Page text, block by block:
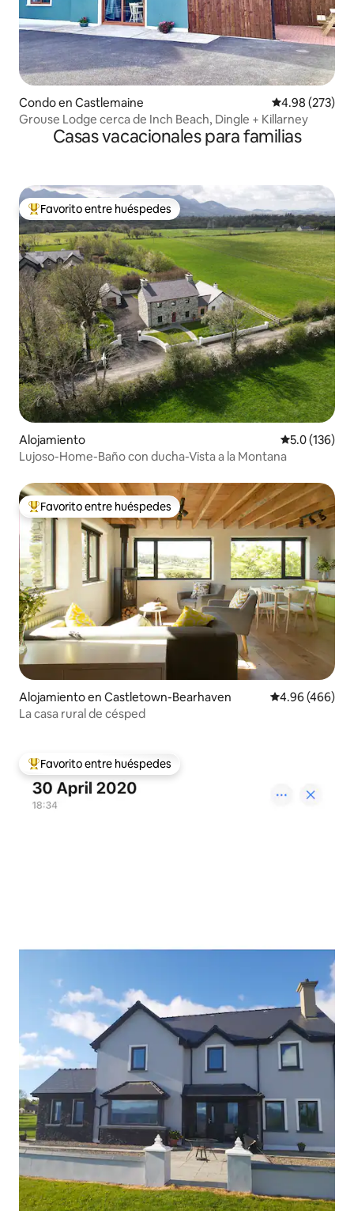
Condo en Castlemaine Calificación
4.98 (273)
Grouse Lodge cerca de Inch Beach, Dingle + Killarney
Casas vacacionales para familias
Favorito entre huéspedes preferido
Favorito entre huéspedes
Alojamiento Calificación
5.0 (136)
Lujoso-Home-Baño con ducha-Vista a la Montana
Favorito entre huéspedes preferido
Favorito entre huéspedes
Alojamiento en Castletown-Bearhaven Calificación
4.96 (466)
La casa rural de césped
Favorito entre huéspedes preferido
Favorito entre huéspedes